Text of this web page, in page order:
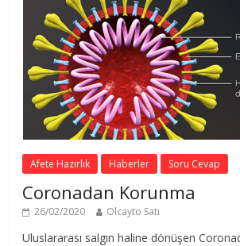
Afete Hazırlık Haberler Soru Cevap
Coronadan Korunma
26/02/2020 Olcayto Satı
Uluslararası salgın haline dönüşen